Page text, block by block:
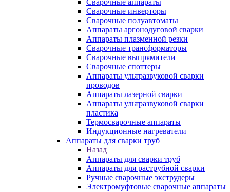
Сварочные аппараты
Сварочные инверторы
Сварочные полуавтоматы
Аппараты аргонодуговой сварки
Аппараты плазменной резки
Сварочные трансформаторы
Сварочные выпрямители
Сварочные споттеры
Аппараты ультразвуковой сварки
проводов
Аппараты лазерной сварки
Аппараты ультразвуковой сварки
пластика
Термосварочные аппараты
Индукционные нагреватели
Аппараты для сварки труб
Назад
Аппараты для сварки труб
Аппараты для раструбной сварки
Ручные сварочные экструдеры
Электромуфтовые сварочные аппараты